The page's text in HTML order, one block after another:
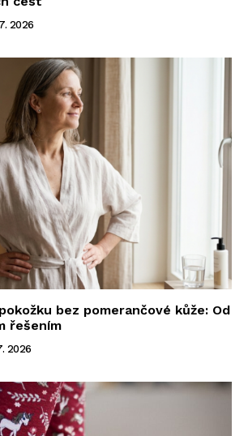
2026
bez pomerančové kůže: Od
řešením
2026